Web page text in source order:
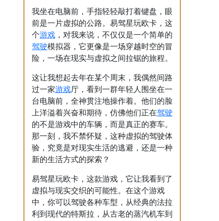
我坐在电脑前，手指轻轻敲打着键盘，眼
前是一片虚拟的公路。易驾星玩欧卡，这
个游戏 ，对我来说，不仅仅是一个简单的
驾驶模拟器，它更像是一场穿越时空的冒
险，一场在现实与虚拟之间拉锯的旅程。
这让我想起去年在某个周末，我偶然间路
过一家游戏厅，看到一群年轻人围坐在一
台电脑前，全神贯注地操作着。他们的脸
上洋溢着兴奋和期待，仿佛他们正在驾驶
的不是游戏中的车辆，而是真正的赛车。
那一刻，我不禁怀疑，这种虚拟的驾驶体
验，究竟是对现实生活的逃避，还是一种
新的生活方式的探索？
易驾星玩欧卡，这款游戏，它让我看到了
虚拟与现实交织的可能性。在这个游戏
中，你可以驾驶各种车型，从经典的法拉
利到现代的特斯拉，从古老的蒸汽机车到